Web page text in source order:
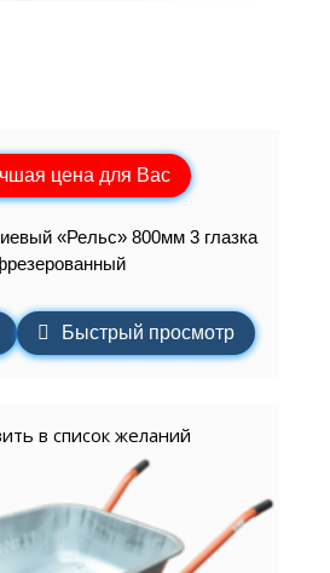
цена для Вас
«Рельс» 800мм 3 глазка
Быстрый просмотр
в список желаний